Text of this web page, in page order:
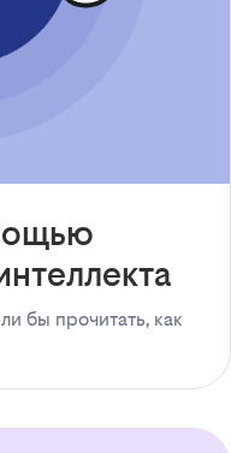
бы прочитать, как